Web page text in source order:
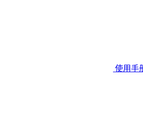
使用手